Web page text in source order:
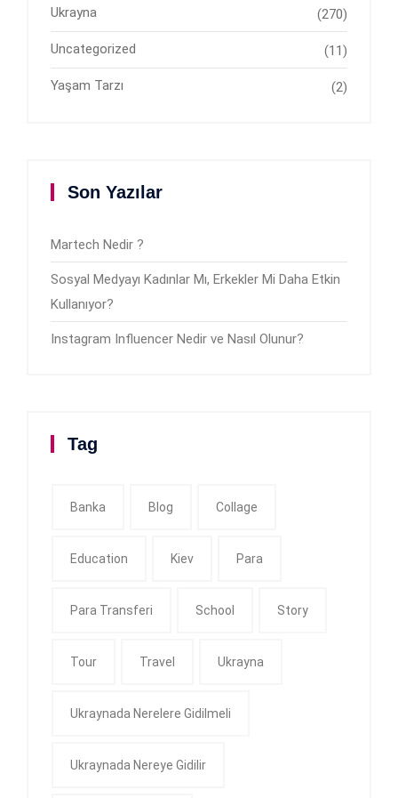
Ukrayna (270)
Uncategorized (11)
Yaşam Tarzı (2)
Son Yazılar
Martech Nedir ?
Sosyal Medyayı Kadınlar Mı, Erkekler Mi Daha Etkin
Kullanıyor?
Instagram Influencer Nedir ve Nasıl Olunur?
Tag
Banka Blog Collage
Education Kiev Para
Para Transferi School Story
Tour Travel Ukrayna
Ukraynada Nerelere Gidilmeli
Ukraynada Nereye Gidilir